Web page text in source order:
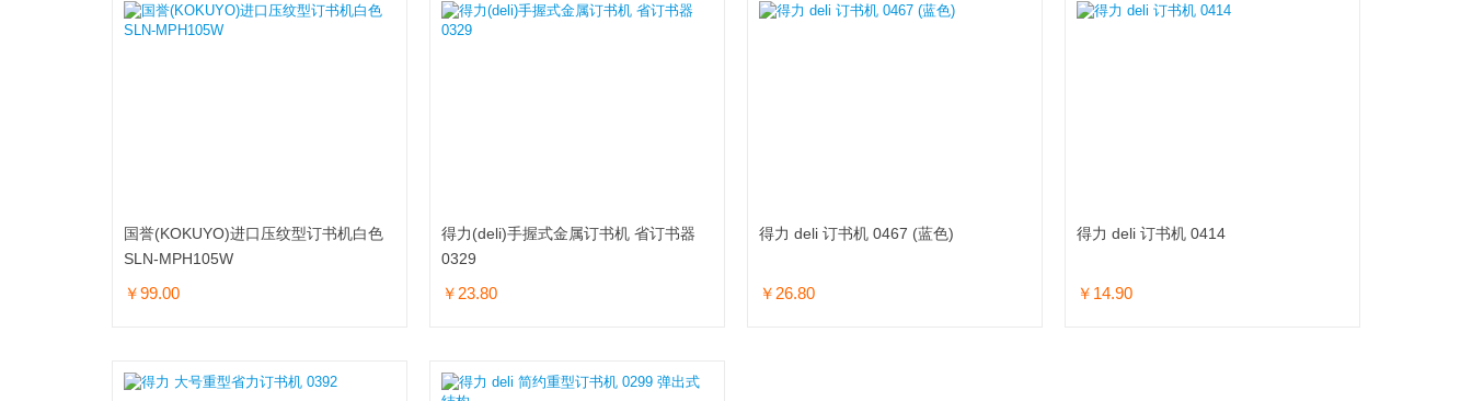
国誉(KOKUYO)进口压纹型订书机白色
SLN-MPH105W
￥99.00
得力(deli)手握式金属订书机 省订书器
0329
￥23.80
得力 deli 订书机 0467 (蓝色)
￥26.80
得力 deli 订书机 0414
￥14.90